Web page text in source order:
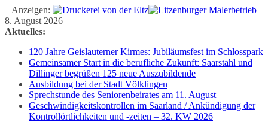
Anzeigen:
Zum
Inhalt
8. August 2026
Aktuelles:
120 Jahre Geislauterner Kirmes: Jubiläumsfest im Schlosspark
Gemeinsamer Start in die berufliche Zukunft: Saarstahl und
Dillinger begrüßen 125 neue Auszubildende
Ausbildung bei der Stadt Völklingen
Sprechstunde des Seniorenbeirates am 11. August
Geschwindigkeitskontrollen im Saarland / Ankündigung der
Kontrollörtlichkeiten und -zeiten – 32. KW 2026